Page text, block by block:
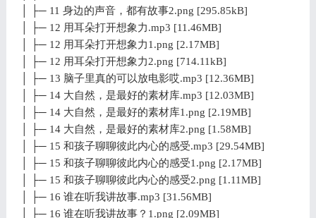
│ ├─ 11 身边的声音，都有故事2.png [295.85kB]
│ ├─ 12 用耳朵打开想象力.mp3 [11.46MB]
│ ├─ 12 用耳朵打开想象力1.png [2.17MB]
│ ├─ 12 用耳朵打开想象力2.png [714.11kB]
│ ├─ 13 脑子里真的可以放电影哎.mp3 [12.36MB]
│ ├─ 14 大自然，是最好的素材库.mp3 [12.03MB]
│ ├─ 14 大自然，是最好的素材库1.png [2.19MB]
│ ├─ 14 大自然，是最好的素材库2.png [1.58MB]
│ ├─ 15 和孩子聊聊彼此内心的感受.mp3 [29.54MB]
│ ├─ 15 和孩子聊聊彼此内心的感受1.png [2.17MB]
│ ├─ 15 和孩子聊聊彼此内心的感受2.png [1.11MB]
│ ├─ 16 谁在听我讲故事.mp3 [31.56MB]
│ ├─ 16 谁在听我讲故事？1.png [2.09MB]